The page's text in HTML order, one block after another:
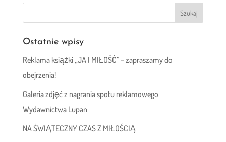
Ostatnie wpisy
Reklama książki ,,JA I MIŁOŚĆ” – zapraszamy do
obejrzenia!
Galeria zdjęć z nagrania spotu reklamowego
Wydawnictwa Lupan
NA ŚWIĄTECZNY CZAS Z MIŁOŚCIĄ